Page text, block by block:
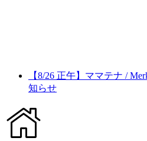
【8/26 正午】ママテナ /
知らせ